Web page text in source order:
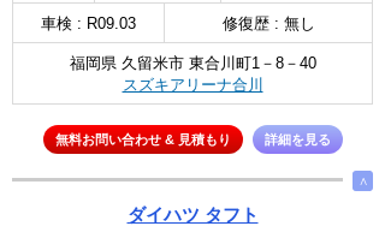
車検 : R09.03 修復歴 : 無し
福岡県 久留米市 東合川町1－8－40
スズキアリーナ合川
無料お問い合わせ & 見積もり 詳細を見る
∧
ダイハツ タフト